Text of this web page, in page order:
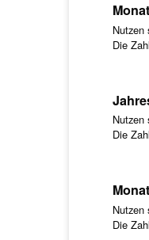
Nutzen
Die
Nutzen
Die
Nutzen
Die